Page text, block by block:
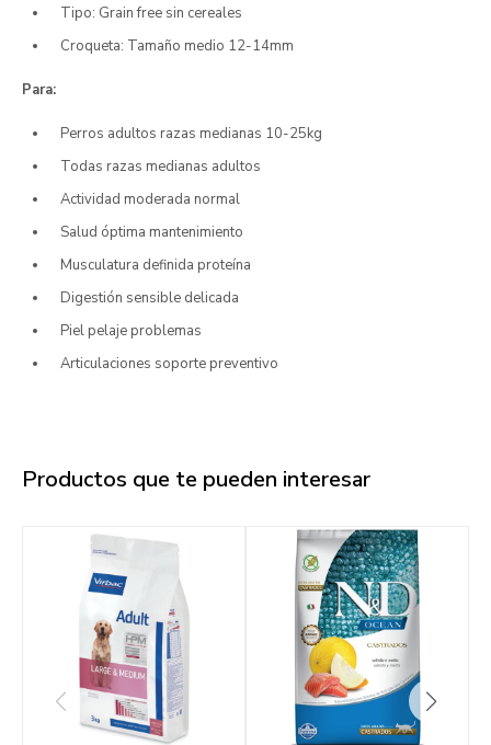
Tipo: Grain free sin cereales
Croqueta: Tamaño medio 12-14mm
Para:
Perros adultos razas medianas 10-25kg
Todas razas medianas adultos
Actividad moderada normal
Salud óptima mantenimiento
Musculatura definida proteína
Digestión sensible delicada
Piel pelaje problemas
Articulaciones soporte preventivo
Productos que te pueden interesar